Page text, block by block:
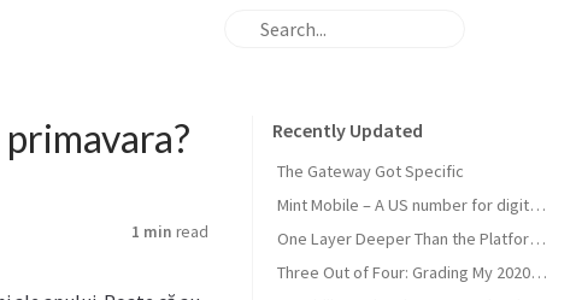
1 min read
Recently Updated
The Gateway Got Specific
Mint Mobile – A US number for digital nomads
One Layer Deeper Than the Platform Can Swallow
Three Out of Four: Grading My 2020 Unicorn Calls